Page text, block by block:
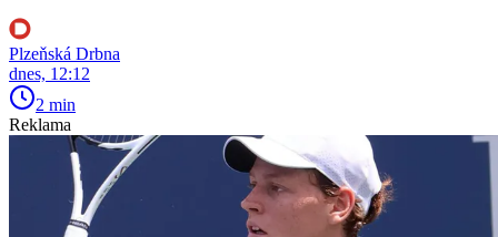
Plzeňská Drbna
dnes, 12:12
2 min
Reklama